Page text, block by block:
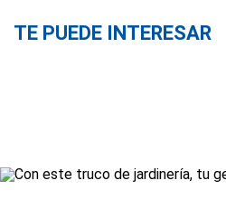
TE PUEDE INTERESAR